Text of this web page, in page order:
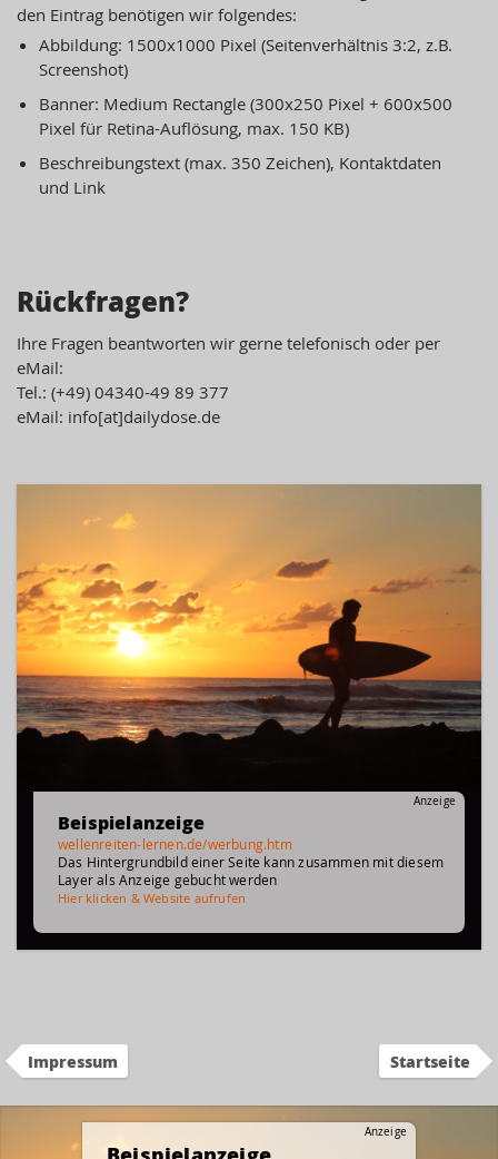
den Eintrag benötigen wir folgendes:
Abbildung: 1500x1000 Pixel (Seitenverhältnis 3:2, z.B.
Screenshot)
Banner: Medium Rectangle (300x250 Pixel + 600x500
Pixel für Retina-Auflösung, max. 150 KB)
Beschreibungstext (max. 350 Zeichen), Kontaktdaten
und Link
Rückfragen?
Ihre Fragen beantworten wir gerne telefonisch oder per
eMail:
Tel.: (+49) 04340-49 89 377
eMail: info[at]dailydose.de
Anzeige
Beispielanzeige
wellenreiten-lernen.de/werbung.htm
Das Hintergrundbild einer Seite kann zusammen mit diesem
Layer als Anzeige gebucht werden
Hier klicken & Website aufrufen
Impressum Startseite
Anzeige